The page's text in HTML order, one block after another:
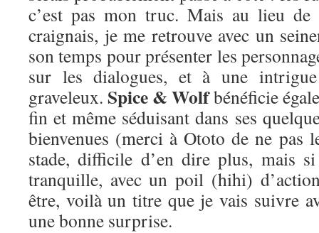
c’est pas mon truc. Mais au lieu de
craignais, je me retrouve avec un
son temps pour présenter les
sur les dialogues, et à une
graveleux. Spice & Wolfbénéficie
fin et même séduisant dans ses
bienvenues (merci à Ototo de ne pas
stade, difficile d’en dire plus, mais
tranquille, avec un poil (hihi)
être, voilà un titre que je vais suivre
une bonne surprise.